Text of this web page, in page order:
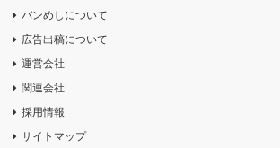
バンめしについて
広告出稿について
運営会社
関連会社
採用情報
サイトマップ